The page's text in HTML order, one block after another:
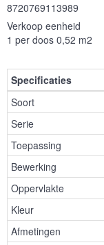
8720769113989
Verkoop eenheid
1 per doos 0,52 m2
Specificaties
Soort
Serie
Toepassing
Bewerking
Oppervlakte
Kleur
Afmetingen